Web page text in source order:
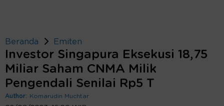
Beranda Emiten
Investor Singapura Eksekusi 18,75
Miliar Saham CNMA Milik
Pengendali Senilai Rp5 T
Author: Komarudin Muchtar